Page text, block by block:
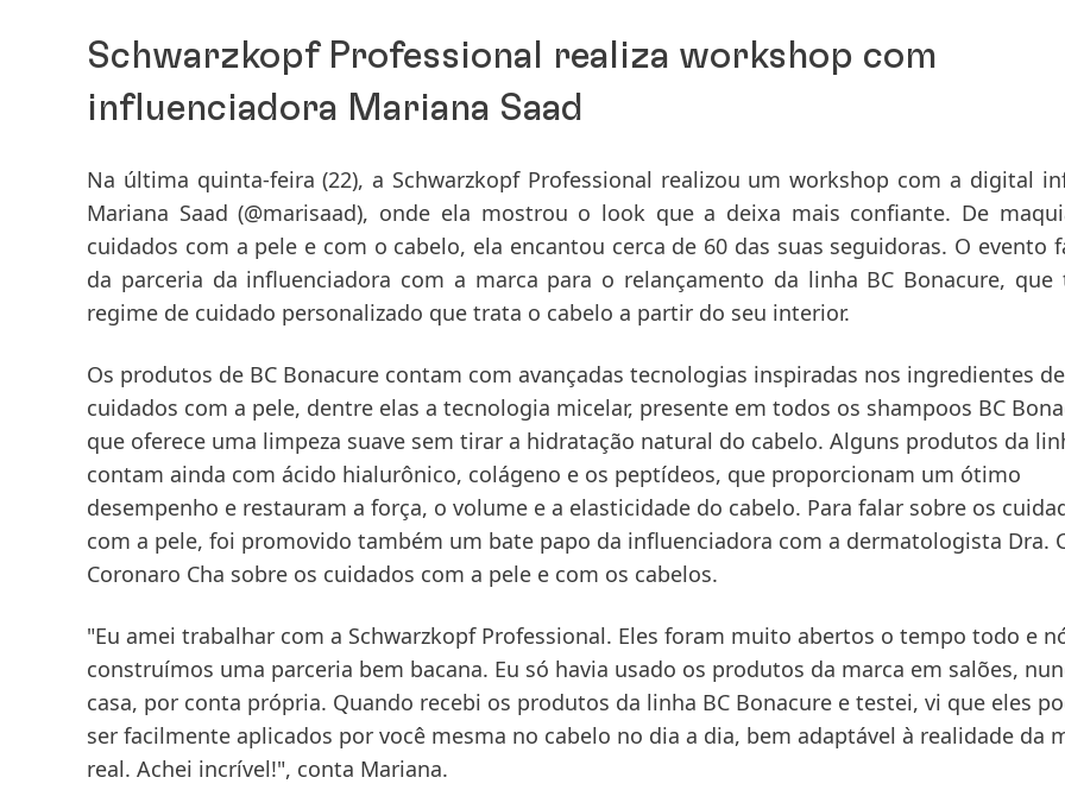
Schwarzkopf Professional realiza workshop com
influenciadora Mariana Saad
Na última quinta-feira(22), a Schwarzkopf Professional realizou um workshop com a digital
Mariana Saad(@marisaad), onde ela mostrou o look que a deixa mais confiante. De
cuidados com a pele e com o cabelo, ela encantou cerca de 60 das suas seguidoras. O evento
da parceria da influenciadora com a marca para o relançamento da linha BC Bonacure, que
regime de cuidado personalizado que trata o cabelo a partir do seu interior.
Os produtos de BC Bonacure contam com avançadas tecnologias inspiradas nos ingredientes de
cuidados com a pele, dentre elas a tecnologia micelar, presente em todos os shampoos BC
que oferece uma limpeza suave sem tirar a hidratação natural do cabelo. Alguns produtos da
contam ainda com ácido hialurônico, colágeno e os peptídeos, que proporcionam um ótimo
desempenho e restauram a força, o volume e a elasticidade do cabelo. Para falar sobre os
com a pele, foi promovido também um bate papo da influenciadora com a dermatologista Dra.
Coronaro Cha sobre os cuidados com a pele e com os cabelos.
"Eu amei trabalhar com a Schwarzkopf Professional. Eles foram muito abertos o tempo todo e
construímos uma parceria bem bacana. Eu só havia usado os produtos da marca em salões,
casa, por conta própria. Quando recebi os produtos da linha BC Bonacure e testei, vi que eles
ser facilmente aplicados por você mesma no cabelo no dia a dia, bem adaptável à realidade da
real. Achei incrível!", conta Mariana.